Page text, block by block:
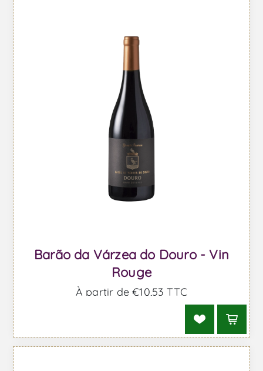
Barão da Várzea do Douro - Vin
Rouge
À partir de €10,53 TTC